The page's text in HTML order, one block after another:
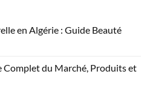
en Algérie : Guide Beauté
Complet du Marché, Produits et